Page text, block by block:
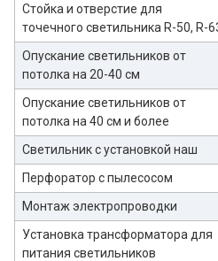
Стойка и отверстие для
точечного светильника R-50, R-
Опускание светильников от
потолка на 20-40 см
Опускание светильников от
потолка на 40 см и более
Светильник с установкой наш
Перфоратор с пылесосом
Монтаж электропроводки
Установка трансформатора для
питания светильников